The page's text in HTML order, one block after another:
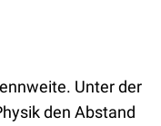
Unter der
den Abstand